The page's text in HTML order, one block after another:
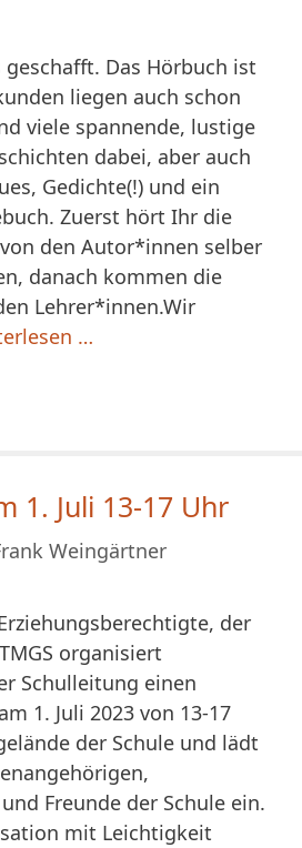
Das Hörbuch ist
liegen auch schon
viele spannende, lustige
dabei, aber auch
Gedichte(!) und ein
Zuerst hört Ihr die
den Autor*innen selber
danach kommen die
Lehrer*innen.Wir
…
1. Juli 13-17 Uhr
Weingärtner
der
organisiert
Schulleitung einen
1. Juli 2023 von 13-17
der Schule und lädt
Freunde der Schule ein.
mit Leichtigkeit